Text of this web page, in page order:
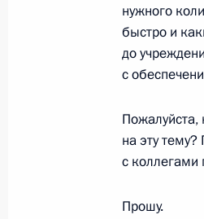
18
Встреча с
нужного
быстро и
до
с
Пожалуйста,
на эту
с коллегами
Прошу.